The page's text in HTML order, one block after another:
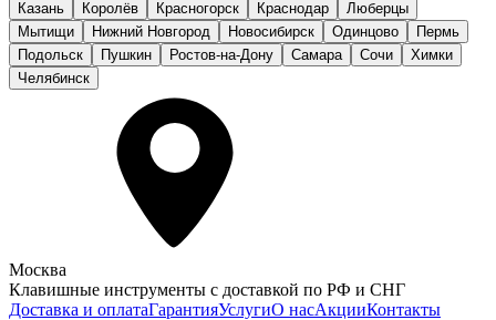
Казань
Королёв Красногорск Краснодар
Люберцы
Мытищи
Нижний Новгород Новосибирск Одинцово
Пермь
Подольск
Пушкин Ростов-на-Дону Самара Сочи
Химки
Челябинск
Москва
Клавишные инструменты с доставкой по РФ и СНГ
Доставка и оплатаГарантияУслугиО насАкцииКонтакты